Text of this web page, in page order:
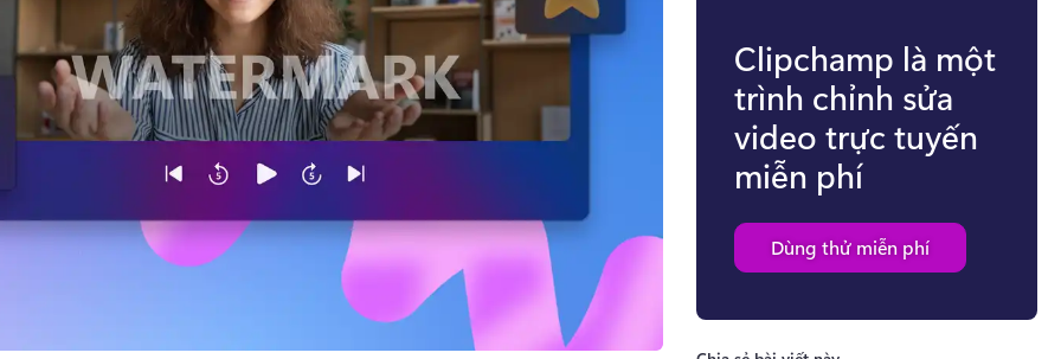
Clipchamp là một
trình chỉnh sửa
video trực tuyến
miễn phí
Dùng thử miễn phí